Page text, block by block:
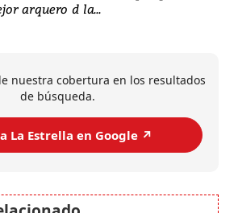
arquero d la...
nuestra cobertura en los resultados
de búsqueda.
La Estrella en Google ↗️